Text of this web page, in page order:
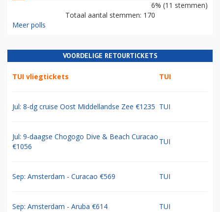
6% (11 stemmen)
Totaal aantal stemmen: 170
Meer polls
VOORDELIGE RETOURTICKETS
TUI vliegtickets TUI
Jul: 8-dg cruise Oost Middellandse Zee €1235 TUI
Jul: 9-daagse Chogogo Dive & Beach Curacao
€1056
TUI
Sep: Amsterdam - Curacao €569 TUI
Sep: Amsterdam - Aruba €614 TUI